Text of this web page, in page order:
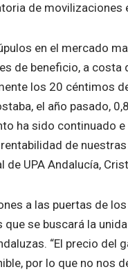
de movilizaciones
en el mercado
de beneficio, a
los 20 céntimos
el año pasado,
ha sido continuado
de
UPA Andalucía,
a las puertas de
se buscará la
“El precio del
por lo que no nos